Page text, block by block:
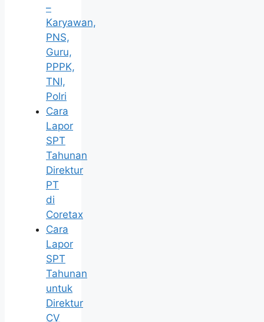
–
Karyawan,
PNS,
Guru,
PPPK,
TNI,
Polri
Cara
Lapor
SPT
Tahunan
Direktur
PT
di
Coretax
Cara
Lapor
SPT
Tahunan
untuk
Direktur
CV